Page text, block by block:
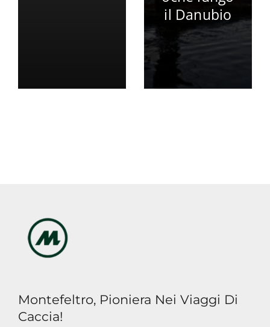
il Danubio
Montefeltro, Pioniera Nei Viaggi Di
Caccia!